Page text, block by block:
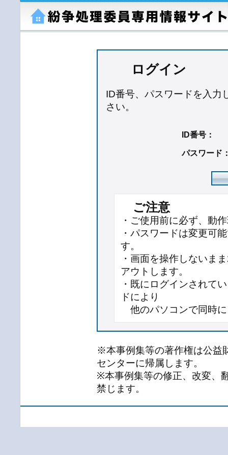
ログイン
ID番号、パスワードを入力
さい。
ID番号：
パスワード
ご注意
・ご使用前に必ず、動
・パスワードは変更可
す。
・画面を操作しないま
アウトします。
・既にログインされて
ドにより
他のパソコンで同時
※本事例集等の著作権は公益
センターに帰属します。
※本事例集等の修正、改変、
禁じます。